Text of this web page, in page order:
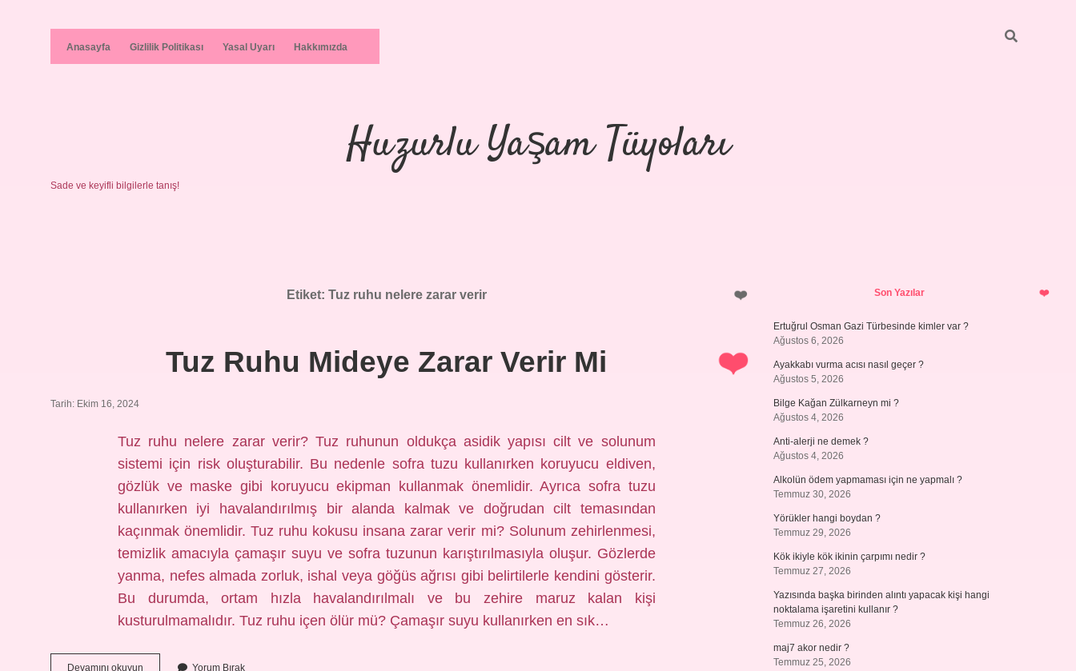
Anasayfa Gizlilik Politikası Yasal Uyarı Hakkımızda
Huzurlu Yaşam Tüyoları
Sade ve keyifli bilgilerle tanış!
Etiket: Tuz ruhu nelere zarar verir
Tuz Ruhu Mideye Zarar Verir Mi
Tarih: Ekim 16, 2024
Tuz ruhu nelere zarar verir? Tuz ruhunun oldukça asidik yapısı cilt ve solunum
sistemi için risk oluşturabilir. Bu nedenle sofra tuzu kullanırken koruyucu eldiven,
gözlük ve maske gibi koruyucu ekipman kullanmak önemlidir. Ayrıca sofra tuzu
kullanırken iyi havalandırılmış bir alanda kalmak ve doğrudan cilt temasından
kaçınmak önemlidir. Tuz ruhu kokusu insana zarar verir mi? Solunum zehirlenmesi,
temizlik amacıyla çamaşır suyu ve sofra tuzunun karıştırılmasıyla oluşur. Gözlerde
yanma, nefes almada zorluk, ishal veya göğüs ağrısı gibi belirtilerle kendini gösterir.
Bu durumda, ortam hızla havalandırılmalı ve bu zehire maruz kalan kişi
kusturulmamalıdır. Tuz ruhu içen ölür mü? Çamaşır suyu kullanırken en sık…
Devamını okuyun Yorum Bırak
SidebarSon Yazılar
Ertuğrul Osman Gazi Türbesinde kimler var ?
Ağustos 6, 2026
Ayakkabı vurma acısı nasıl geçer ?
Ağustos 5, 2026
Bilge Kağan Zülkarneyn mi ?
Ağustos 4, 2026
Anti-alerji ne demek ?
Ağustos 4, 2026
Alkolün ödem yapmaması için ne yapmalı ?
Temmuz 30, 2026
Yörükler hangi boydan ?
Temmuz 29, 2026
Kök ikiyle kök ikinin çarpımı nedir ?
Temmuz 27, 2026
Yazısında başka birinden alıntı yapacak kişi hangi
noktalama işaretini kullanır ?
Temmuz 26, 2026
maj7 akor nedir ?
Temmuz 25, 2026